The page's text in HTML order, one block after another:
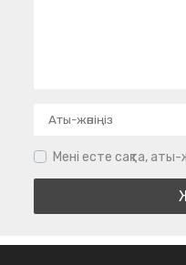
Мені есте сақта, аты-